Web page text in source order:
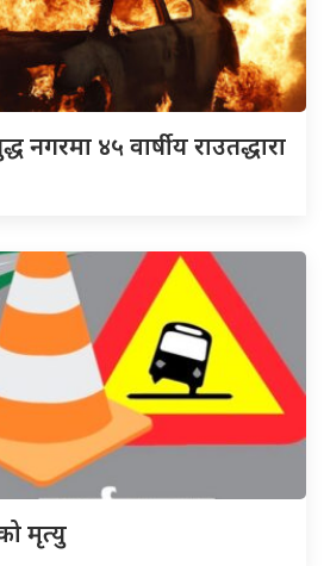
नगरमा ४५ वार्षीय राउतद्धारा
मृत्यु